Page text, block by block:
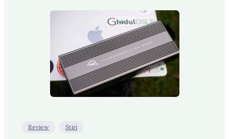
Review Stiri